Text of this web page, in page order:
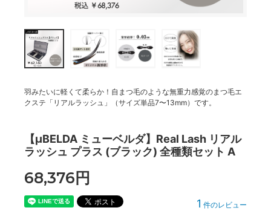
羽みたいに軽くて柔らか！自まつ毛のような無重力感覚のまつ毛エ
クステ「リアルラッシュ」（サイズ単品7〜13mm）です。
【μBELDA ミューベルダ】Real Lash リアル
ラッシュ プラス (ブラック) 全種類セット A
68,376円
1 件のレビュー